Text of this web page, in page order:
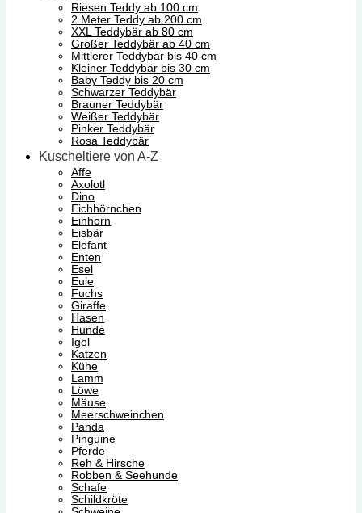
Riesen Teddy ab 100 cm
2 Meter Teddy ab 200 cm
XXL Teddybär ab 80 cm
Großer Teddybär ab 40 cm
Mittlerer Teddybär bis 40 cm
Kleiner Teddybär bis 30 cm
Baby Teddy bis 20 cm
Schwarzer Teddybär
Brauner Teddybär
Weißer Teddybär
Pinker Teddybär
Rosa Teddybär
Kuscheltiere von A-Z
Affe
Axolotl
Dino
Eichhörnchen
Einhorn
Eisbär
Elefant
Enten
Esel
Eule
Fuchs
Giraffe
Hasen
Hunde
Igel
Katzen
Kühe
Lamm
Löwe
Mäuse
Meerschweinchen
Panda
Pinguine
Pferde
Reh & Hirsche
Robben & Seehunde
Schafe
Schildkröte